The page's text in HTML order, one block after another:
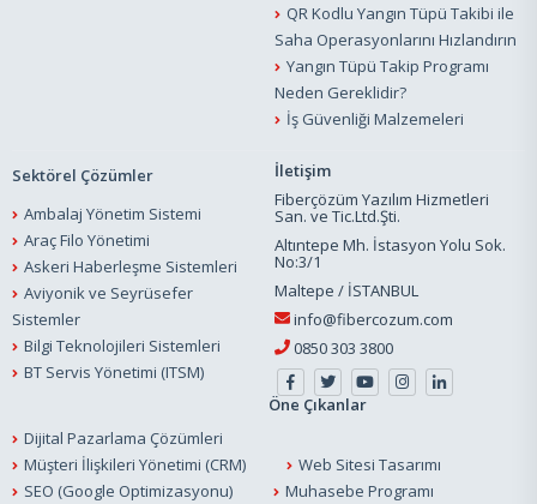
QR Kodlu Yangın Tüpü Takibi ile
Saha Operasyonlarını Hızlandırın
Yangın Tüpü Takip Programı
Neden Gereklidir?
İş Güvenliği Malzemeleri
Sektörel Çözümler
Ambalaj Yönetim Sistemi
Araç Filo Yönetimi
Askeri Haberleşme Sistemleri
Aviyonik ve Seyrüsefer
Sistemler
Bilgi Teknolojileri Sistemleri
BT Servis Yönetimi (ITSM)
İletişim
Fiberçözüm Yazılım Hizmetleri
San. ve Tic.Ltd.Şti.
Altıntepe Mh. İstasyon Yolu Sok.
No:3/1
Maltepe / İSTANBUL
info@fibercozum.com
0850 303 3800
Öne Çıkanlar
Dijital Pazarlama Çözümleri
Müşteri İlişkileri Yönetimi (CRM)
Web Sitesi Tasarımı
SEO (Google Optimizasyonu)
Muhasebe Programı